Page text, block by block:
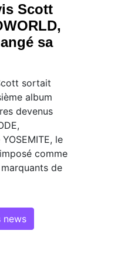
Scott
sa
sortait
album
devenus
le
comme
de
news